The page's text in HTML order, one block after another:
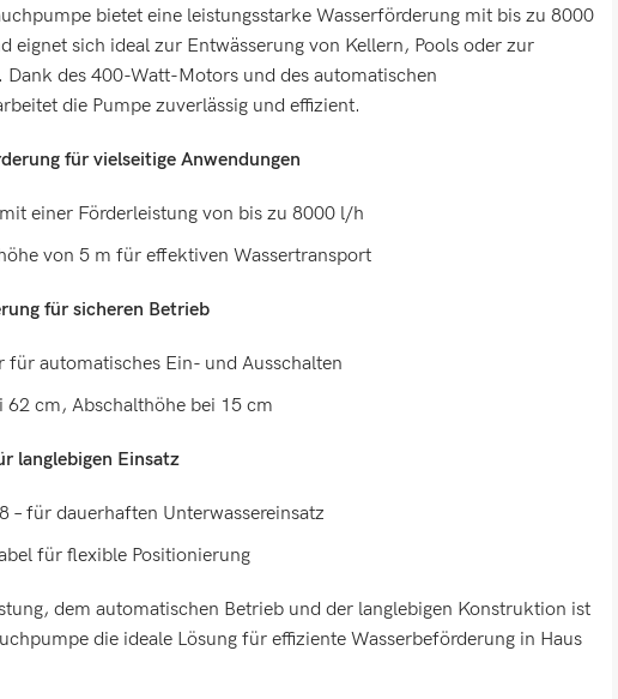
bietet eine leistungsstarke Wasserförderung mit bis zu 8000
eignet sich ideal zur Entwässerung von Kellern, Pools oder zur
Dank des 400-Watt-Motors und des automatischen
die Pumpe zuverlässig und effizient.
für vielseitige Anwendungen
einer Förderleistung von bis zu 8000 l/h
von 5 m für effektiven Wassertransport
für sicheren Betrieb
für automatisches Ein- und Ausschalten
62 cm, Abschalthöhe bei 15 cm
langlebigen Einsatz
– für dauerhaften Unterwassereinsatz
für flexible Positionierung
dem automatischen Betrieb und der langlebigen Konstruktion ist
die ideale Lösung für effiziente Wasserbeförderung in Haus